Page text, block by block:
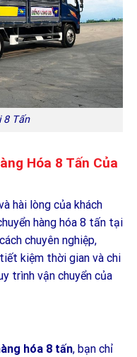
8 Tấn
Hóa 8 Tấn Của
hài lòng của khách
hàng hóa 8 tấn tại
chuyên nghiệp,
kiệm thời gian và chi
trình vận chuyển của
hóa 8 tấn, bạn chỉ